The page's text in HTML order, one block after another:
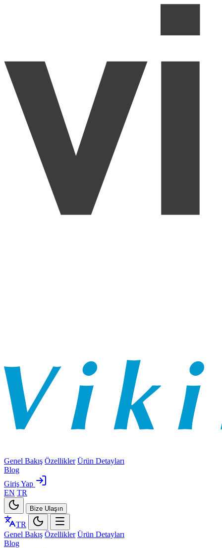
Genel Bakış Özellikler Ürün Detayları
Blog
Giriş Yap
EN TR
Bize Ulaşın
TR
Genel Bakış Özellikler Ürün Detayları
Blog